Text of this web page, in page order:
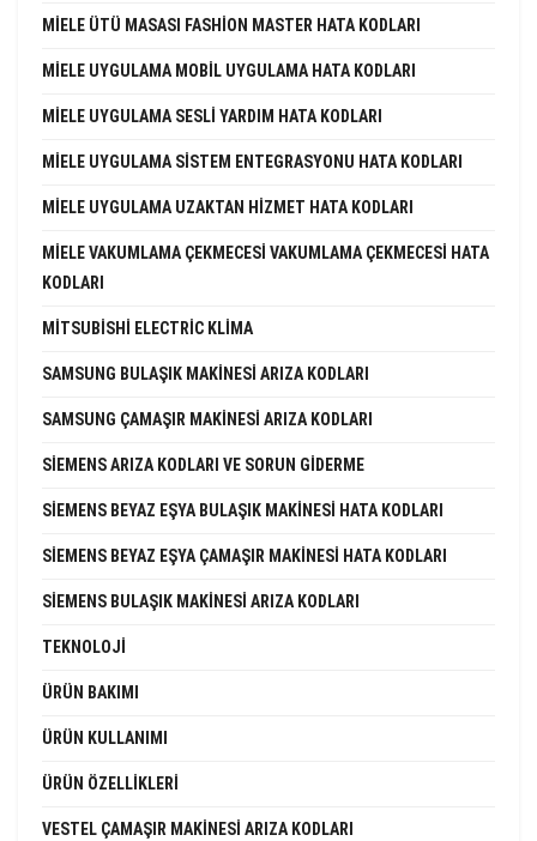
MIELE ÜTÜ MASASI FASHION MASTER HATA KODLARI
MIELE UYGULAMA MOBIL UYGULAMA HATA KODLARI
MIELE UYGULAMA SESLI YARDIM HATA KODLARI
MIELE UYGULAMA SISTEM ENTEGRASYONU HATA KODLARI
MIELE UYGULAMA UZAKTAN HIZMET HATA KODLARI
MIELE VAKUMLAMA ÇEKMECESI VAKUMLAMA ÇEKMECESI HATA
KODLARI
MITSUBISHI ELECTRIC KLIMA
SAMSUNG BULAŞIK MAKINESI ARIZA KODLARI
SAMSUNG ÇAMAŞIR MAKINESI ARIZA KODLARI
SIEMENS ARIZA KODLARI VE SORUN GIDERME
SIEMENS BEYAZ EŞYA BULAŞIK MAKINESI HATA KODLARI
SIEMENS BEYAZ EŞYA ÇAMAŞIR MAKINESI HATA KODLARI
SIEMENS BULAŞIK MAKINESI ARIZA KODLARI
TEKNOLOJI
ÜRÜN BAKIMI
ÜRÜN KULLANIMI
ÜRÜN ÖZELLIKLERI
VESTEL ÇAMAŞIR MAKINESI ARIZA KODLARI